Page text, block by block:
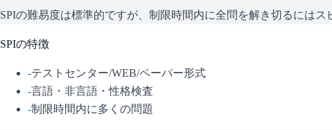
SPIの難易度は標準的ですが、制限時間内に全問を解き切るには
SPIの特徴
-テストセンター/WEB/ペーパー形式
-言語・非言語・性格検査
-制限時間内に多くの問題